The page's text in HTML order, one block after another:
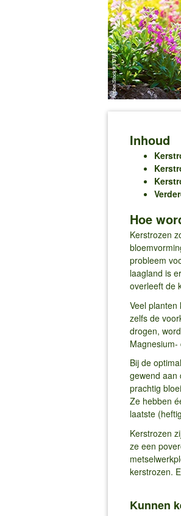
Inhoud
Hoe
Kerstrozen
probleem
laagland is
overleeft de
Veel
zelfs de
drogen,
Magnesium-
Bij de
gewend aan
prachtig
Ze hebben
laatste
Kerstrozen
ze een
kerstrozen.
Kunnen